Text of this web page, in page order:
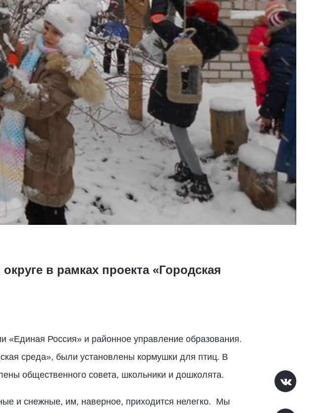
в рамках проекта «Городская
«Единая Россия» и районное управление образования.
среда», были установлены кормушки для птиц. В
общественного совета, школьники и дошколята.
и снежные, им, наверное, приходится нелегко. Мы